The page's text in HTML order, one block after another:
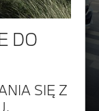
DO
SIĘ Z